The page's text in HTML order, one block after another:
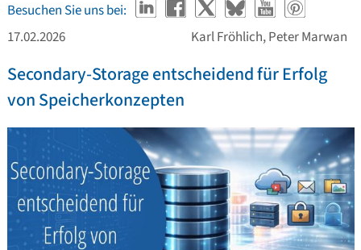
Besuchen Sie uns bei:
17.02.2026
Karl Fröhlich, Peter Marwan
Secondary-Storage entscheidend für Erfolg
von Speicherkonzepten